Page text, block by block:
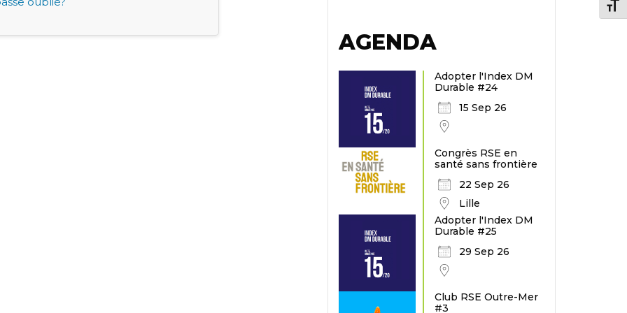
AGENDA
Adopter l'Index DM
Durable #24
15 Sep 26
Congrès RSE en
santé sans frontière
22 Sep 26
Lille
Adopter l'Index DM
Durable #25
29 Sep 26
Club RSE Outre-Mer
#3